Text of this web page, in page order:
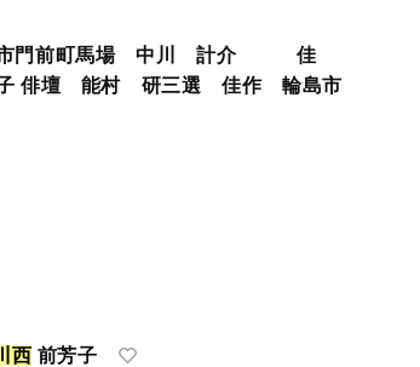
門前町馬場 中川 計介 佳
壇 能村 研三選 佳作 輪島市
西 前芳子